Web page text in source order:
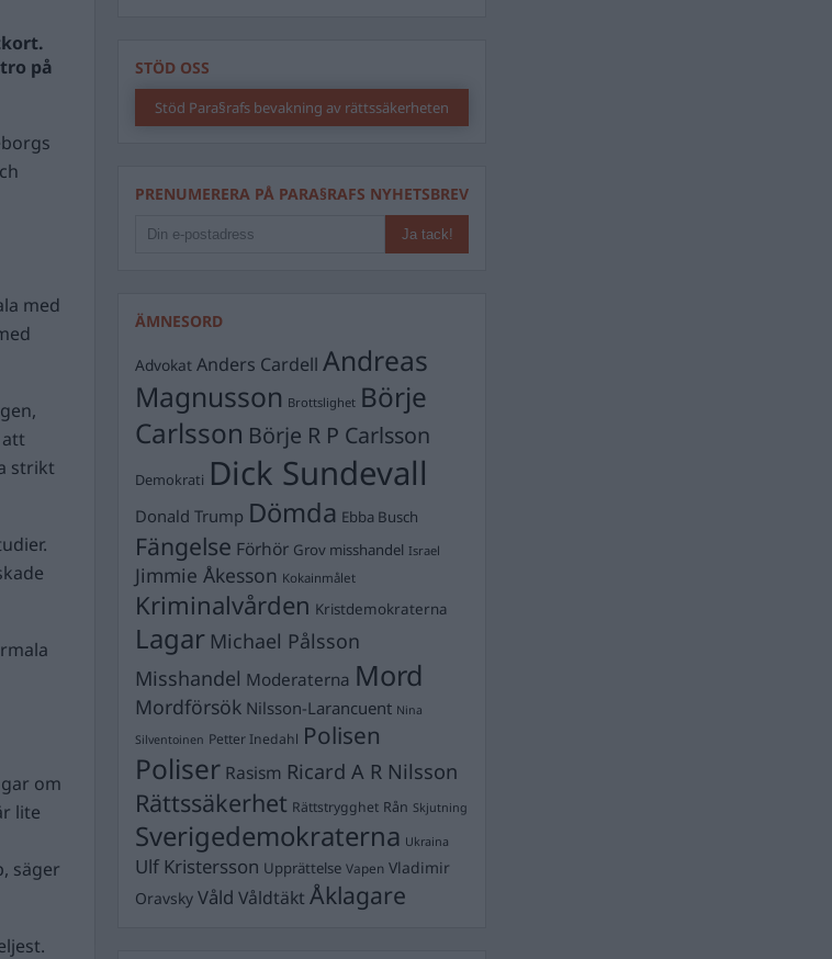
på
med
strikt
om
lite
säger
STÖD OSS
Stöd Para§rafs bevakning av rättssäkerheten
PRENUMERERA PÅ PARA§RAFS NYHETSBREV
ÄMNESORD
Advokat Anders Cardell Andreas
Magnusson Brottslighet Börje
Carlsson Börje R P Carlsson
Demokrati Dick Sundevall
Donald Trump Dömda Ebba Busch
Fängelse Förhör Grov misshandel Israel
Jimmie Åkesson Kokainmålet
Kriminalvården Kristdemokraterna
Lagar Michael Pålsson
Misshandel Moderaterna Mord
Mordförsök Nilsson-Larancuent Nina
Silventoinen Petter Inedahl Polisen
Poliser Rasism Ricard A R Nilsson
Rättssäkerhet Rättstrygghet Rån Skjutning
Sverigedemokraterna Ukraina
Ulf Kristersson Upprättelse Vapen Vladimir
Oravsky Våld Våldtäkt Åklagare